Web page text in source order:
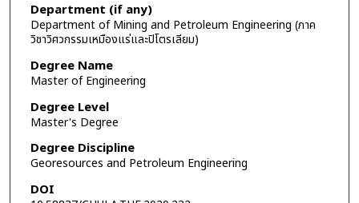
Department (if any)
Department of Mining and Petroleum Engineering (ภาค
วิชาวิศวกรรมเหมืองแร่และปิโตรเลียม)
Degree Name
Master of Engineering
Degree Level
Master's Degree
Degree Discipline
Georesources and Petroleum Engineering
DOI